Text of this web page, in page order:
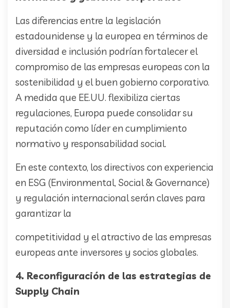
Las diferencias entre la legislación
estadounidense y la europea en términos de
diversidad e inclusión podrían fortalecer el
compromiso de las empresas europeas con la
sostenibilidad y el buen gobierno corporativo.
A medida que EE.UU. flexibiliza ciertas
regulaciones, Europa puede consolidar su
reputación como líder en cumplimiento
normativo y responsabilidad social.
En este contexto, los directivos con experiencia
en ESG (Environmental, Social & Governance)
y regulación internacional serán claves para
garantizar la
competitividad y el atractivo de las empresas
europeas ante inversores y socios globales.
4. Reconfiguración de las estrategias de
Supply Chain